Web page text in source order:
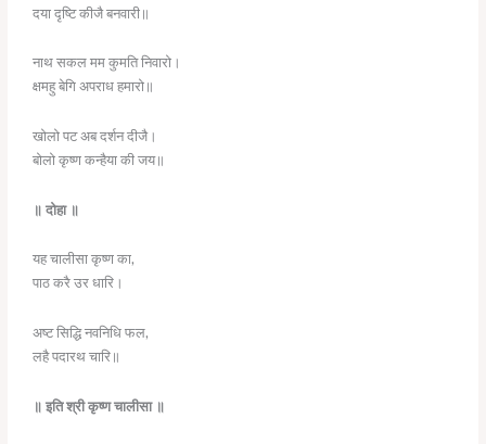
दया दृष्टि कीजै बनवारी॥
नाथ सकल मम कुमति निवारो।
क्षमहु बेगि अपराध हमारो॥
खोलो पट अब दर्शन दीजै।
बोलो कृष्ण कन्हैया की जय॥
॥ दोहा ॥
यह चालीसा कृष्ण का,
पाठ करै उर धारि।
अष्ट सिद्धि नवनिधि फल,
लहै पदारथ चारि॥
॥ इति श्री कृष्ण चालीसा ॥